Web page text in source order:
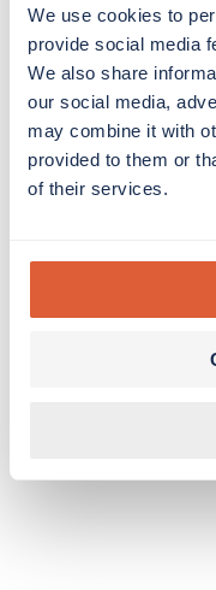
We use cookies to
provide social media
We also share
our social media,
may combine it with
provided to them or
of their services.